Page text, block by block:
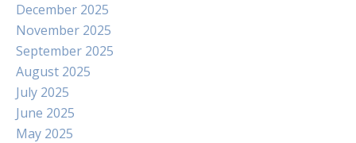
December 2025
November 2025
September 2025
August 2025
July 2025
June 2025
May 2025